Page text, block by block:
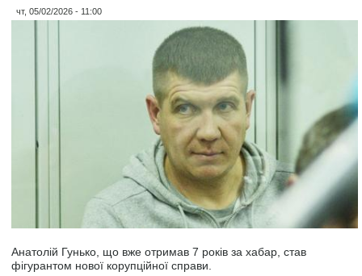
чт, 05/02/2026 - 11:00
Анатолій Гунько, що вже отримав 7 років за хабар, став
фігурантом нової корупційної справи.